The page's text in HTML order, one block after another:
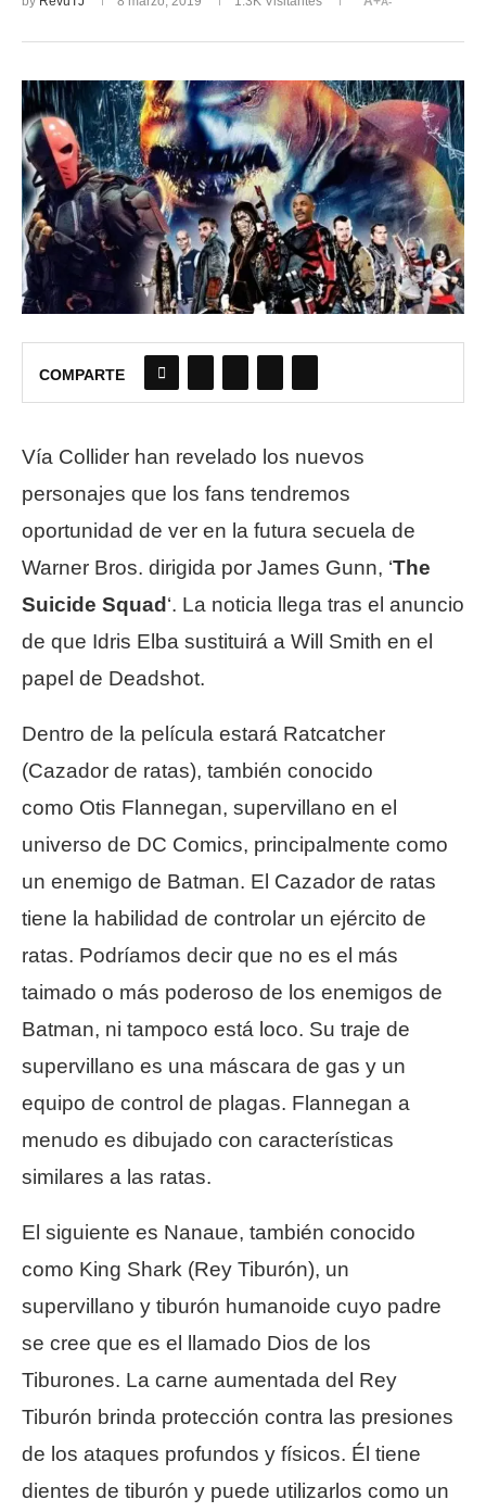
COMPARTE
Vía Collider han revelado los nuevos
personajes que los fans tendremos
oportunidad de ver en la futura secuela de
Warner Bros. dirigida por James Gunn, ‘The
Suicide Squad ‘. La noticia llega tras el anuncio
de que Idris Elba sustituirá a Will Smith en el
papel de Deadshot.
Dentro de la película estará Ratcatcher
(Cazador de ratas), también conocido
como Otis Flannegan, supervillano en el
universo de DC Comics, principalmente como
un enemigo de Batman. El Cazador de ratas
tiene la habilidad de controlar un ejército de
ratas. Podríamos decir que no es el más
taimado o más poderoso de los enemigos de
Batman, ni tampoco está loco. Su traje de
supervillano es una máscara de gas y un
equipo de control de plagas. Flannegan a
menudo es dibujado con características
similares a las ratas.
El siguiente es Nanaue, también conocido
como King Shark (Rey Tiburón), un
supervillano y tiburón humanoide cuyo padre
se cree que es el llamado Dios de los
Tiburones. La carne aumentada del Rey
Tiburón brinda protección contra las presiones
de los ataques profundos y físicos. Él tiene
dientes de tiburón y puede utilizarlos como un